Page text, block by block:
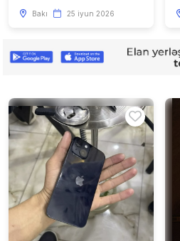
Bakı 25 iyun 2026